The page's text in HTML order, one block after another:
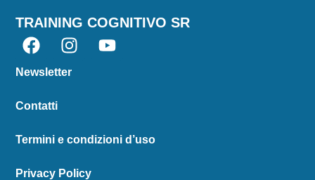
TRAINING COGNITIVO SR
Newsletter
Contatti
Termini e condizioni d’uso
Privacy Policy